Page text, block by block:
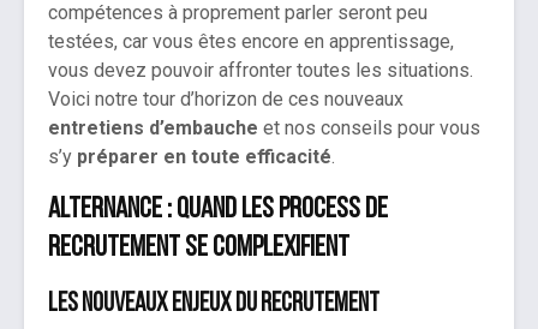
compétences à proprement parler seront peu
testées, car vous êtes encore en apprentissage,
vous devez pouvoir affronter toutes les situations.
Voici notre tour d’horizon de ces nouveaux
entretiens d’embauche et nos conseils pour vous
s’y préparer en toute efficacité.
Alternance : quand les process de
recrutement se complexifient
Les nouveaux enjeux du recrutement